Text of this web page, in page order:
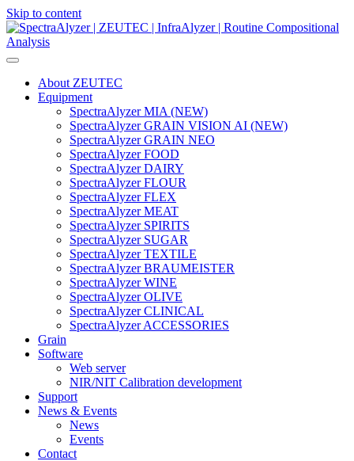
Skip to content
Main
Navigation
About ZEUTEC
Equipment
SpectraAlyzer MIA (NEW)
SpectraAlyzer GRAIN VISION AI (NEW)
SpectraAlyzer GRAIN NEO
SpectraAlyzer FOOD
SpectraAlyzer DAIRY
SpectraAlyzer FLOUR
SpectraAlyzer FLEX
SpectraAlyzer MEAT
SpectraAlyzer SPIRITS
SpectraAlyzer SUGAR
SpectraAlyzer TEXTILE
SpectraAlyzer BRAUMEISTER
SpectraAlyzer WINE
SpectraAlyzer OLIVE
SpectraAlyzer CLINICAL
SpectraAlyzer ACCESSORIES
Grain
Software
Web server
NIR/NIT Calibration development
Support
News & Events
News
Events
Contact